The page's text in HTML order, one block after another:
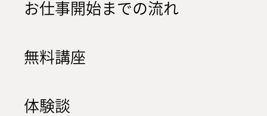
お仕事開始までの流れ
無料講座
体験談